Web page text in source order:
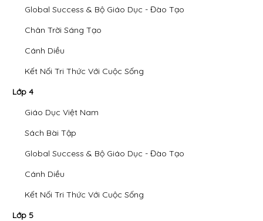
Global Success & Bộ Giáo Dục - Đào Tạo
Chân Trời Sáng Tạo
Cánh Diều
Kết Nối Tri Thức Với Cuộc Sống
Lớp 4
Giáo Dục Việt Nam
Sách Bài Tập
Global Success & Bộ Giáo Dục - Đào Tạo
Cánh Diều
Kết Nối Tri Thức Với Cuộc Sống
Lớp 5